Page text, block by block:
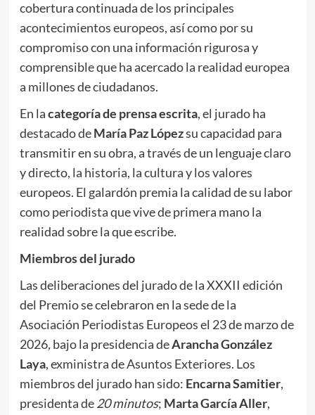
cobertura continuada de los principales
acontecimientos europeos, así como por su
compromiso con una información rigurosa y
comprensible que ha acercado la realidad europea
a millones de ciudadanos.
En lacategoría de prensaescrita, el jurado ha
destacado deMaría Paz Lópezsu capacidad para
transmitir en su obra, a través de un lenguaje claro
y directo, la historia, la cultura y los valores
europeos. El galardón premia la calidad de su labor
como periodista que vive de primera mano la
realidad sobre la que escribe.
Miembros del jurado
Las deliberaciones del jurado de la XXXII edición
del Premio se celebraron en la sede de la
Asociación Periodistas Europeos el 23 de marzo de
2026,bajo la presidencia deArancha González
Laya, exministra de Asuntos Exteriores. Los
miembros del jurado han sido: Encarna Samitier,
presidenta de20 minutos; Marta García Aller,